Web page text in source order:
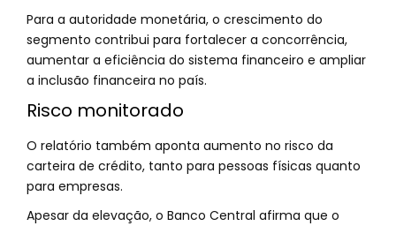
Para a autoridade monetária, o crescimento do
segmento contribui para fortalecer a concorrência,
aumentar a eficiência do sistema financeiro e ampliar
a inclusão financeira no país.
Risco monitorado
O relatório também aponta aumento no risco da
carteira de crédito, tanto para pessoas físicas quanto
para empresas.
Apesar da elevação, o Banco Central afirma que o